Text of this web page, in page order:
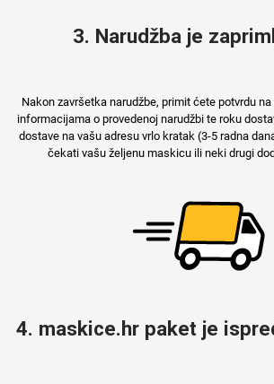
3. Narudžba je
Nakon završetka narudžbe, primit ćete potvrdu
informacijama o provedenoj narudžbi te roku
dostave na vašu adresu vrlo kratak (3-5 radna
čekati vašu željenu maskicu ili neki drugi
4. maskice.hr paket je